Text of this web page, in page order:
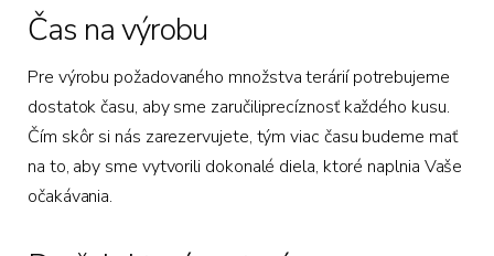
Čas na výrobu
Pre výrobu požadovaného množstva terárií potrebujeme
dostatok času, aby sme zaručiliprecíznosť každého kusu.
Čím skôr si nás zarezervujete, tým viac času budeme mať
na to, aby sme vytvorili dokonalé diela, ktoré naplnia Vaše
očakávania.